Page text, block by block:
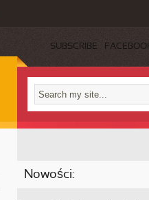
SUBSCRIBE
Nowości: